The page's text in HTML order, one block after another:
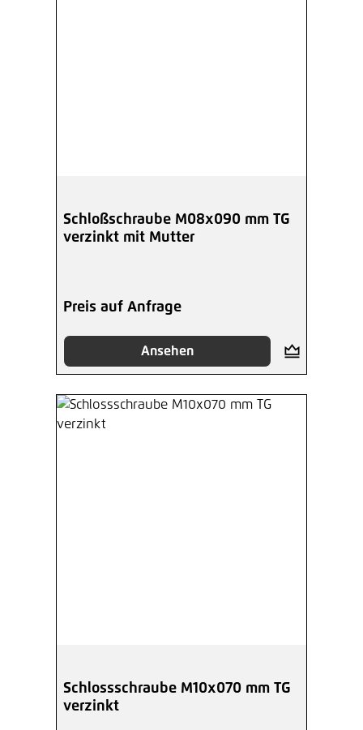
Schloßschraube M08x090 mm TG
verzinkt mit Mutter
Preis auf Anfrage
Ansehen
Schlossschraube M10x070 mm TG
verzinkt